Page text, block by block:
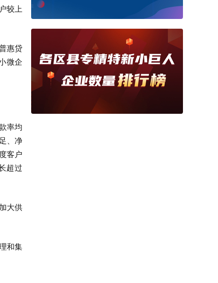
较上
惠贷
微企
率均
、净
客户
超过
大供
和集